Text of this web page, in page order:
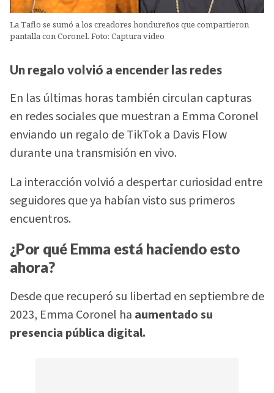
La Taflo se sumó a los creadores hondureños que compartieron
pantalla con Coronel. Foto: Captura video
Un regalo volvió a encender las redes
En las últimas horas también circulan capturas
en redes sociales que muestran a Emma Coronel
enviando un regalo de TikTok a Davis Flow
durante una transmisión en vivo.
La interacción volvió a despertar curiosidad entre
seguidores que ya habían visto sus primeros
encuentros.
¿Por qué Emma está haciendo esto
ahora?
Desde que recuperó su libertad en septiembre de
2023, Emma Coronel ha aumentado su
presencia pública digital.